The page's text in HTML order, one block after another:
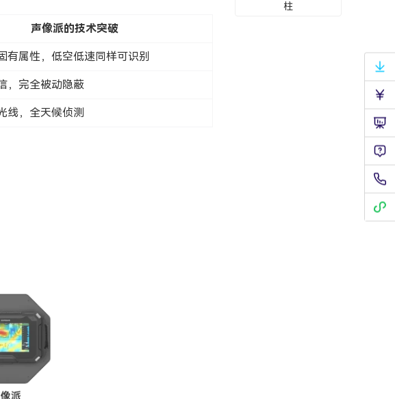
声像派的技术突破
有属性，低空低速同样可识别
，完全被动隐蔽
线，全天候侦测
柱